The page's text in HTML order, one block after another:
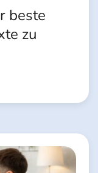
beste
zu